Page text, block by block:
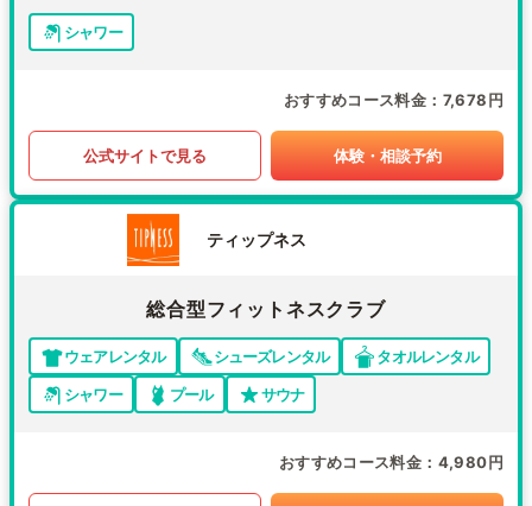
シャワー
おすすめコース料金 7,678円
公式サイトで見る 体験・相談予約
ティップネス
総合型フィットネスクラブ
ウェアレンタル シューズレンタル
タオルレンタル
シャワー
プール サウナ
おすすめコース料金 4,980円